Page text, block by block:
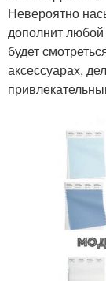
Невероятно
дополнит
будет
аксессуарах,